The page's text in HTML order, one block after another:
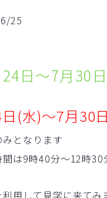
25
24日～7月30
(水)～7月30
となります
は9時40分～12時30
用して見学に来てみ